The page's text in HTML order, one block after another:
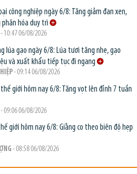
công nghiệp ngày 6/8: Tăng giảm đan xen,
hóa duy trì
- 10:47 06/08/2026
lúa gạo ngày 6/8: Lúa tươi tăng nhẹ, gạo
và xuất khẩu tiếp tục đi ngang
- 09:14 06/08/2026
giới hôm nay 6/8: Tăng vọt lên đỉnh 7 tuần
- 09:06 06/08/2026
giới hôm nay 6/8: Giằng co theo biên độ hẹp
- 08:58 06/08/2026